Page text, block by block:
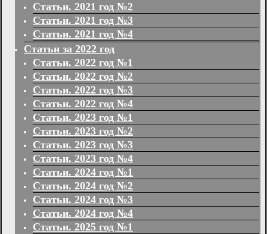
Статьи. 2021 год №2
Статьи. 2021 год №3
Статьи. 2021 год №4
Статьи за 2022 год
Статьи. 2022 год №1
Статьи. 2022 год №2
Статьи. 2022 год №3
Статьи. 2022 год №4
Статьи. 2023 год №1
Статьи. 2023 год №2
Статьи. 2023 год №3
Статьи. 2023 год №4
Статьи. 2024 год №1
Статьи. 2024 год №2
Статьи. 2024 год №3
Статьи. 2024 год №4
Статьи. 2025 год №1